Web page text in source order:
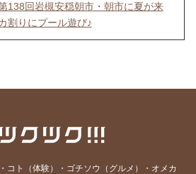
138回岩槻安穏朝市・朝市に夏が来
割りにプール遊び♪
137回岩槻安穏朝市・父の日ワーク
つり開催！パパ自慢大会で賞品をゲ
コト（体験）・ゴチソウ（グルメ）・オメカ